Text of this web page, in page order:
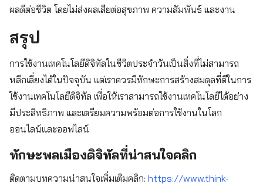
ผลดีต่อชีวิต โดยไม่ส่งผลเสียต่อสุขภาพ ความสัมพันธ์ และงาน
สรุป
การใช้งานเทคโนโลยีดิจิทัลในชีวิตประจำวันเป็นสิ่งที่ไม่สามารถ
หลีกเลี่ยงได้ในปัจจุบัน แต่เราควรมีทักษะการสร้างสมดุลที่ดีในการ
ใช้งานเทคโนโลยีดิจิทัล เพื่อให้เราสามารถใช้งานเทคโนโลยีได้อย่าง
มีประสิทธิภาพ และเตรียมความพร้อมต่อการใช้งานในโลก
ออนไลน์และออฟไลน์
ทักษะพลเมืองดิจิทัลที่น่าสนใจคลิก
ติดตามบทความน่าสนใจเพิ่มเติมคลิก: https://www.think-